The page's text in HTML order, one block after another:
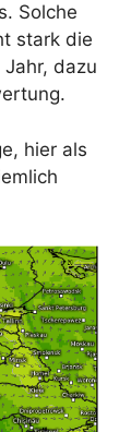
Solche
stark die
dazu
hier als